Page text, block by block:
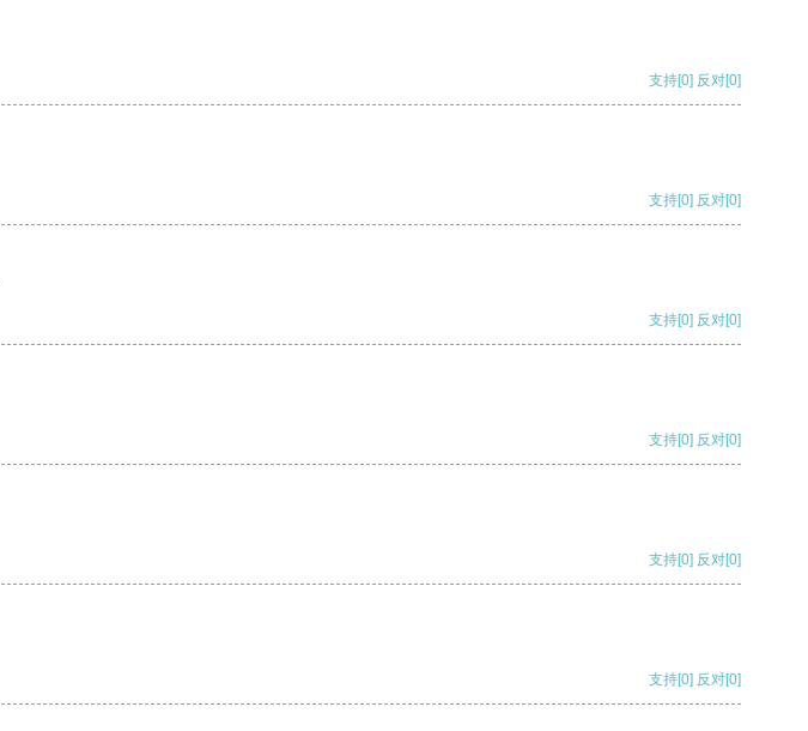
支持[0] 反对[0]
支持[0] 反对[0]
支持[0] 反对[0]
支持[0] 反对[0]
支持[0] 反对[0]
支持[0] 反对[0]